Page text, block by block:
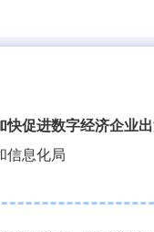
快促进数字经济企业
信息化局